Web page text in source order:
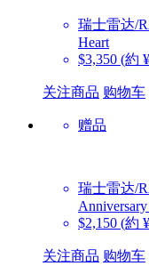
瑞士雷达/
Heart
$3,350 (約
关注商品 购物车
赠品
瑞士雷达/
$2,150 (約
关注商品 购物车